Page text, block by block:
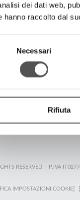
dei dati web,
hanno raccolto dal
Necessari
Rifiuta
RESERVED. - P.IVA
IMPOSTAZIONI COOKIE]